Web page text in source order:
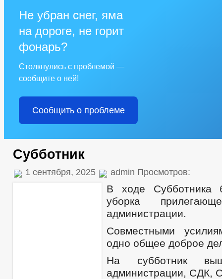
Не убран снег, яма
на дороге, не горит
фонарь?
Столкнулись с проблемой —
сообщите о ней!
Сообщить о проблеме
Субботник
1 сентября, 2025 admin Просмотров:
В ходе Субботника
уборка
администрации.
Совместными
одно общее доброе
На субботник
администрации, СДК,